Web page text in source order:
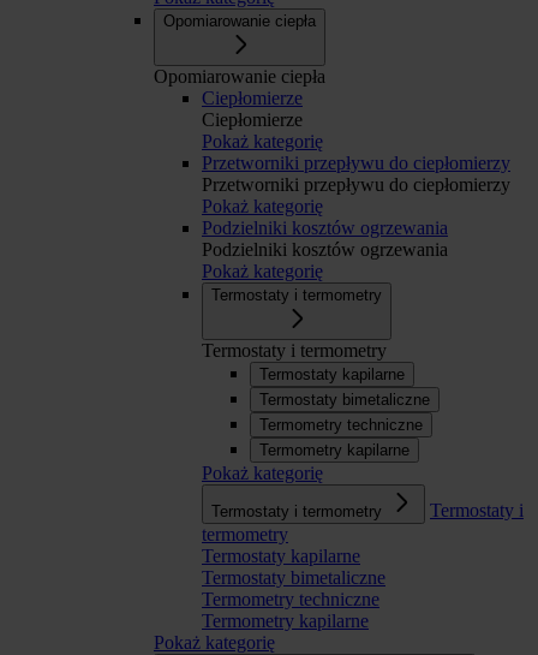
Opomiarowanie ciepła
Opomiarowanie ciepła
Ciepłomierze
Ciepłomierze
Pokaż kategorię
Przetworniki przepływu do ciepłomierzy
Przetworniki przepływu do ciepłomierzy
Pokaż kategorię
Podzielniki kosztów ogrzewania
Podzielniki kosztów ogrzewania
Pokaż kategorię
Termostaty i termometry
Termostaty i termometry
Termostaty kapilarne
Termostaty bimetaliczne
Termometry techniczne
Termometry kapilarne
Pokaż kategorię
Termostaty i termometry
Termostaty i
termometry
Termostaty kapilarne
Termostaty bimetaliczne
Termometry techniczne
Termometry kapilarne
Pokaż kategorię